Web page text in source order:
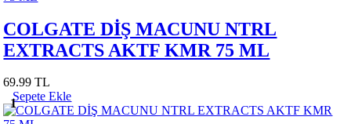
COLGATE DİŞ MACUNU NTRL
EXTRACTS AKTF KMR 75 ML
69.99 TL
1
Sepete Ekle